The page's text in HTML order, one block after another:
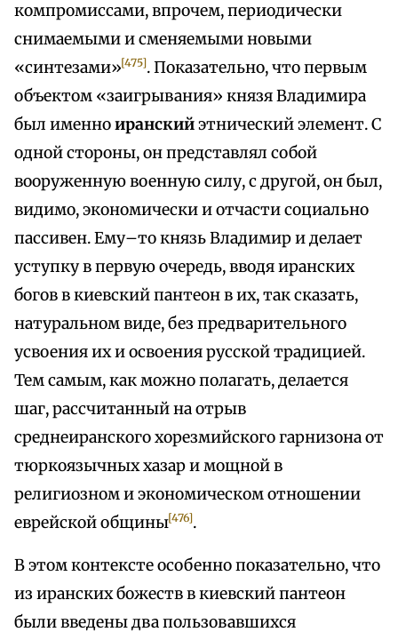
компромиссами, впрочем, периодически
снимаемыми и сменяемыми новыми
«синтезами»[475]. Показательно, что первым
объектом «заигрывания» князя Владимира
был именноиранскийэтнический элемент. С
одной стороны, он представлял собой
вооруженную военную силу, с другой, он был,
видимо, экономически и отчасти социально
пассивен. Ему–то князь Владимир и делает
уступку в первую очередь, вводя иранских
богов в киевский пантеон в их, так сказать,
натуральном виде, без предварительного
усвоения их и освоения русской традицией.
Тем самым, как можно полагать, делается
шаг, рассчитанный на отрыв
среднеиранского хорезмийского гарнизона от
тюркоязычных хазар и мощной в
религиозном и экономическом отношении
еврейской общины[476].
В этом контексте особенно показательно, что
из иранских божеств в киевский пантеон
были введены два пользовавшихся